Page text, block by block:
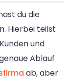
du die
Hierbei teilst
und
Ablauf
ab, aber